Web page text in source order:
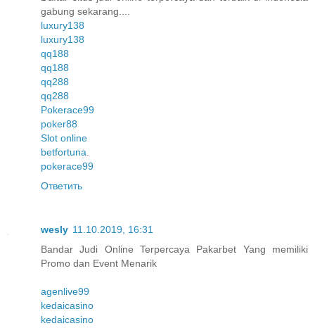
gabung sekarang....
luxury138
luxury138
qq188
qq188
qq288
qq288
Pokerace99
poker88
Slot online
betfortuna
pokerace99
Ответить
wesly 11.10.2019, 16:31
Bandar Judi Online Terpercaya Pakarbet Yang memiliki
Promo dan Event Menarik
agenlive99
kedaicasino
kedaicasino